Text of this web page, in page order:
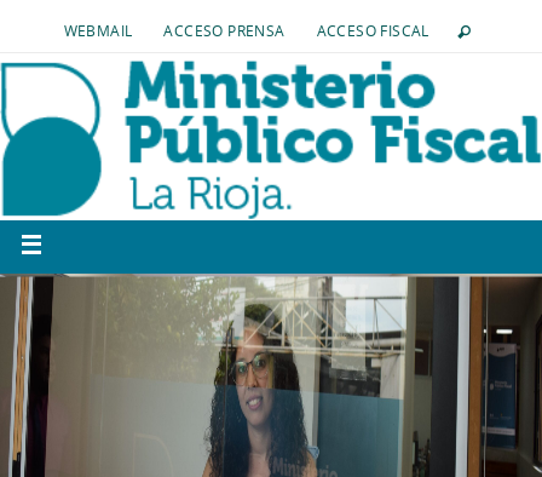
WEBMAIL ACCESO PRENSA ACCESO FISCAL